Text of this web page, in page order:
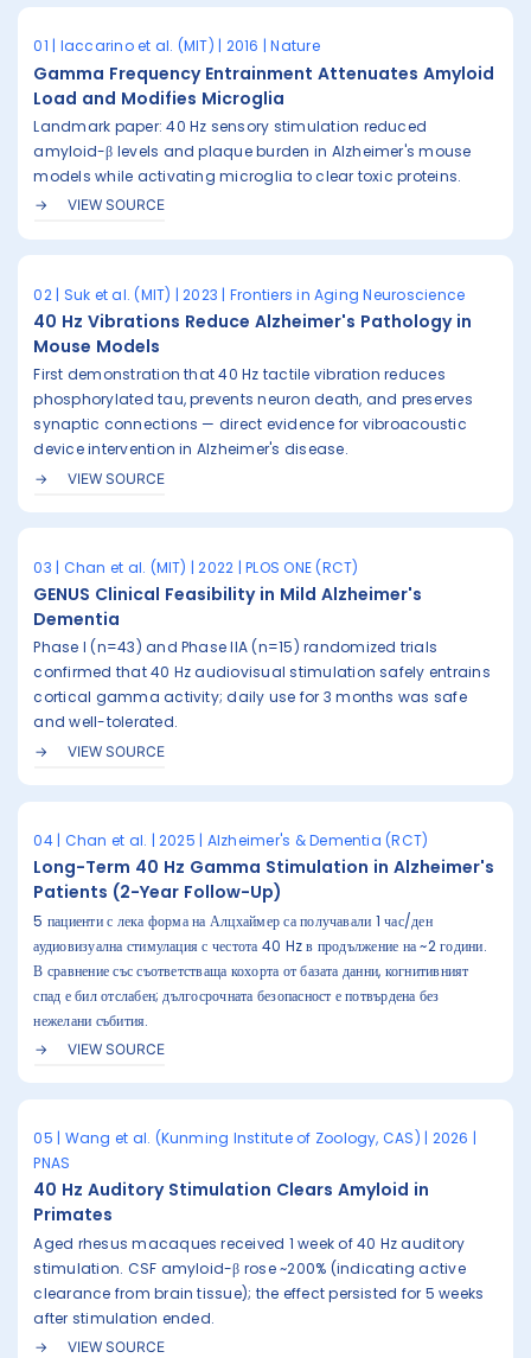
01 | Iaccarino et al. (MIT) | 2016 | Nature
Gamma Frequency Entrainment Attenuates Amyloid
Load and Modifies Microglia
Landmark paper: 40 Hz sensory stimulation reduced
amyloid-β levels and plaque burden in Alzheimer's mouse
models while activating microglia to clear toxic proteins.
VIEW SOURCE
02 | Suk et al. (MIT) | 2023 | Frontiers in Aging Neuroscience
40 Hz Vibrations Reduce Alzheimer's Pathology in
Mouse Models
First demonstration that 40 Hz tactile vibration reduces
phosphorylated tau, prevents neuron death, and preserves
synaptic connections — direct evidence for vibroacoustic
device intervention in Alzheimer's disease.
VIEW SOURCE
03 | Chan et al. (MIT) | 2022 | PLOS ONE (RCT)
GENUS Clinical Feasibility in Mild Alzheimer's
Dementia
Phase I (n=43) and Phase IIA (n=15) randomized trials
confirmed that 40 Hz audiovisual stimulation safely entrains
cortical gamma activity; daily use for 3 months was safe
and well-tolerated.
VIEW SOURCE
04 | Chan et al. | 2025 | Alzheimer's & Dementia (RCT)
Long-Term 40 Hz Gamma Stimulation in Alzheimer's
Patients (2-Year Follow-Up)
5 пациенти с лека форма на Алцхаймер са получавали 1 час/ден
аудиовизуална стимулация с честота 40 Hz в продължение на ~2 години.
В сравнение със съответстваща кохорта от базата данни, когнитивният
спад е бил отслабен; дългосрочната безопасност е потвърдена без
нежелани събития.
VIEW SOURCE
05 | Wang et al. (Kunming Institute of Zoology, CAS) | 2026 |
PNAS
40 Hz Auditory Stimulation Clears Amyloid in
Primates
Aged rhesus macaques received 1 week of 40 Hz auditory
stimulation. CSF amyloid-β rose ~200% (indicating active
clearance from brain tissue); the effect persisted for 5 weeks
after stimulation ended.
VIEW SOURCE